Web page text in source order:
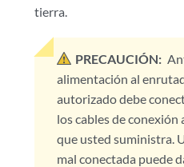
tierra.
PRECAUCIÓN:
alimentación al
autorizado debe
los cables de
que usted suministra.
mal conectada puede